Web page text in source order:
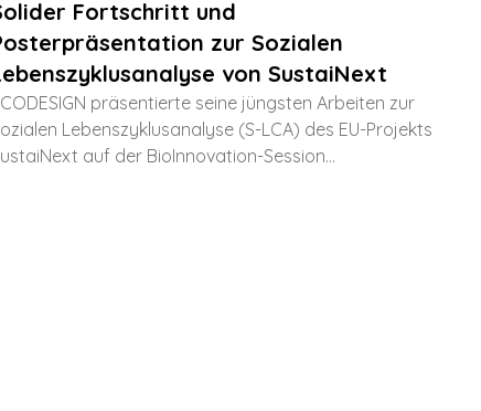
Fortschritt und
zur Sozialen
von SustaiNext
präsentierte seine jüngsten Arbeiten zur
Lebenszyklusanalyse (S-LCA) des EU-Projekts
auf der BioInnovation-Session...